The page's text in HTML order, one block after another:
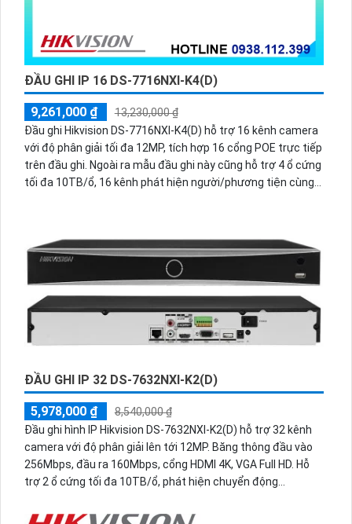
ĐẦU GHI IP 16 DS-7716NXI-K4(D)
9,261,000 ₫
13,230,000 ₫
Đầu ghi Hikvision DS-7716NXI-K4(D) hỗ trợ 16 kênh camera
với độ phân giải tối đa 12MP, tích hợp 16 cổng POE trực tiếp
trên đầu ghi. Ngoài ra mẫu đầu ghi này cũng hỗ trợ 4 ổ cứng
tối đa 10TB/ổ, 16 kênh phát hiện người/phương tiện cùng
ĐẦU GHI IP 32 DS-7632NXI-K2(D)
5,978,000 ₫
8,540,000 ₫
Đầu ghi hình IP Hikvision DS-7632NXI-K2(D) hỗ trợ 32 kênh
camera với độ phân giải lên tới 12MP. Băng thông đầu vào
256Mbps, đầu ra 160Mbps, cổng HDMI 4K, VGA Full HD. Hỗ
trợ 2 ổ cứng tối đa 10TB/ổ, phát hiện chuyển động
thông minh.